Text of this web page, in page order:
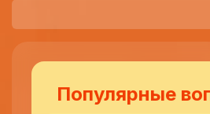
Популярные